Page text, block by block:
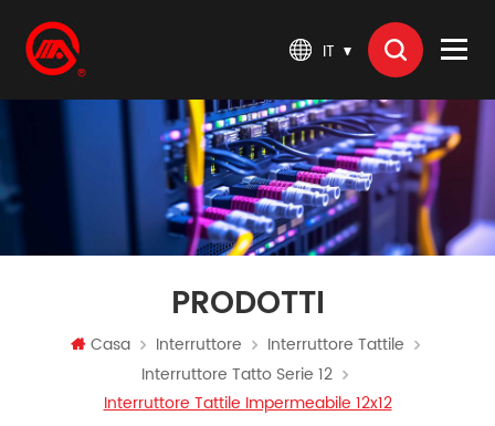
IT
PRODOTTI
Casa Interruttore
Interruttore Tattile
Interruttore Tatto Serie 12
Interruttore Tattile Impermeabile 12x12